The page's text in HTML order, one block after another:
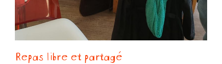
Repas libre et partagé